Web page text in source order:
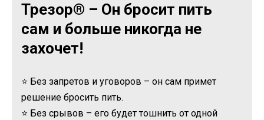
Трезор® – Он бросит пить
сам и больше никогда не
захочет!
⭐ Без запретов и уговоров – он сам примет
решение бросить пить.
⭐ Без срывов – его будет тошнить от одной